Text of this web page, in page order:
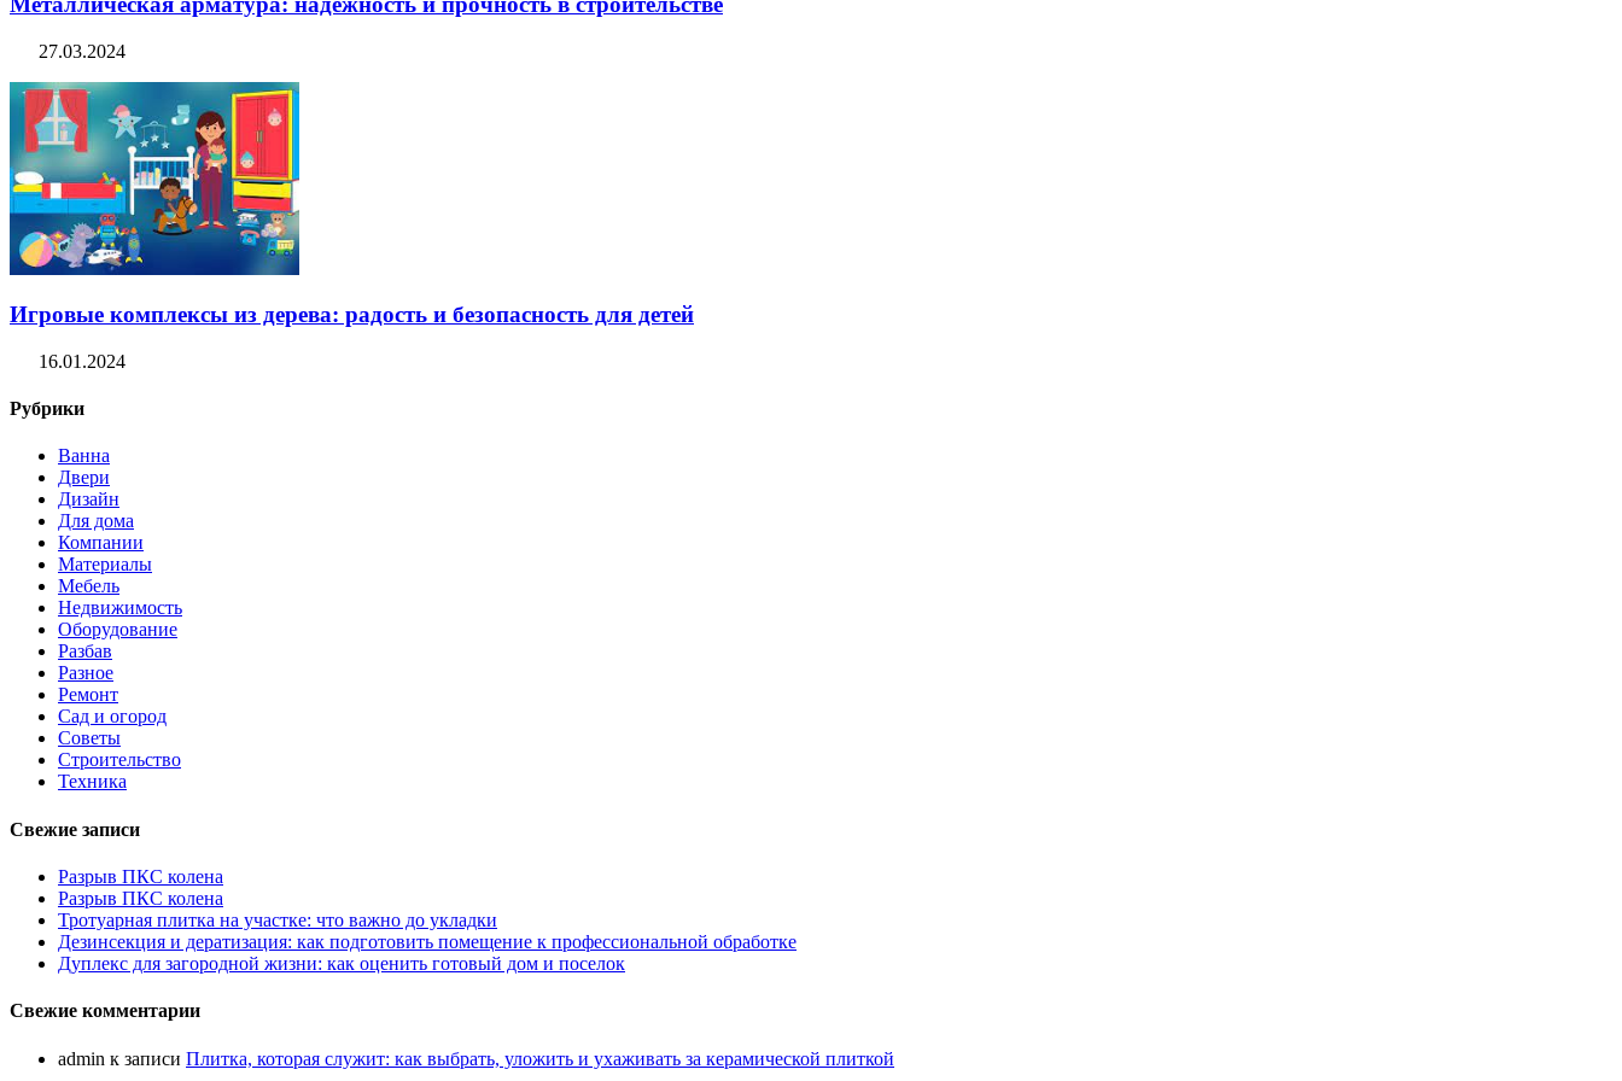
27.03.2024
Игровые комплексы из дерева: радость и безопасность для детей
16.01.2024
Рубрики
Ванна
Двери
Дизайн
Для дома
Компании
Материалы
Мебель
Недвижимость
Оборудование
Разбав
Разное
Ремонт
Сад и огород
Советы
Строительство
Техника
Свежие записи
Разрыв ПКС колена
Разрыв ПКС колена
Тротуарная плитка на участке: что важно до укладки
Дезинсекция и дератизация: как подготовить помещение к профессиональной обработке
Дуплекс для загородной жизни: как оценить готовый дом и поселок
Свежие комментарии
admin к записи Плитка, которая служит: как выбрать, уложить и ухаживать за керамической плиткой